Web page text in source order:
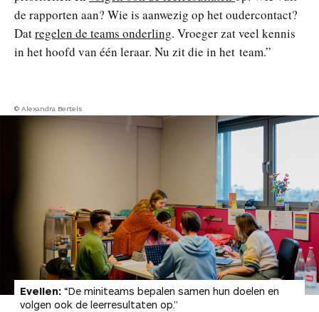
de rapporten aan? Wie is aanwezig op het oudercontact?
Datregelen de teams onderling. Vroeger zat veel kennis
in het hoofd van één leraar. Nu zit die in het team.”
© Alexandra Bertels
Evelien: “De miniteams bepalen samen hun doelen en
volgen ook de leerresultaten op.”